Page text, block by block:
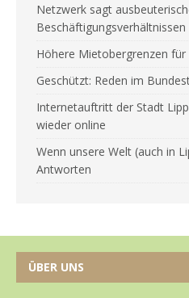
Netzwerk sagt
Höhere Mietobergrenzen
Geschützt: Reden im
Internetauftritt der Stadt
wieder online
Wenn unsere Welt (auch in
Antworten
ÜBER UNS